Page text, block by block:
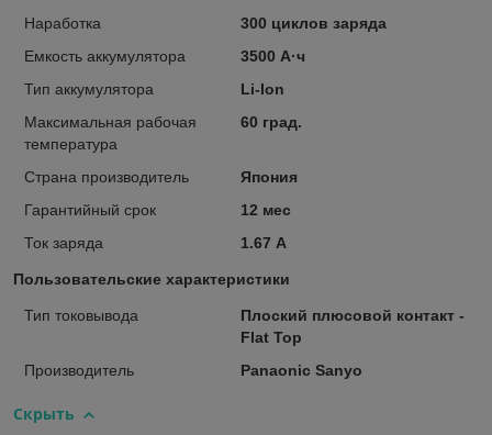
Наработка
300 циклов заряда
Емкость аккумулятора
3500 А·ч
Тип аккумулятора
Li-Ion
Максимальная рабочая
температура
60 град.
Страна производитель
Япония
Гарантийный срок
12 мес
Ток заряда
1.67 А
Пользовательские характеристики
Тип токовывода
Плоский плюсовой контакт -
Flat Top
Производитель
Panaonic Sanyo
Скрыть